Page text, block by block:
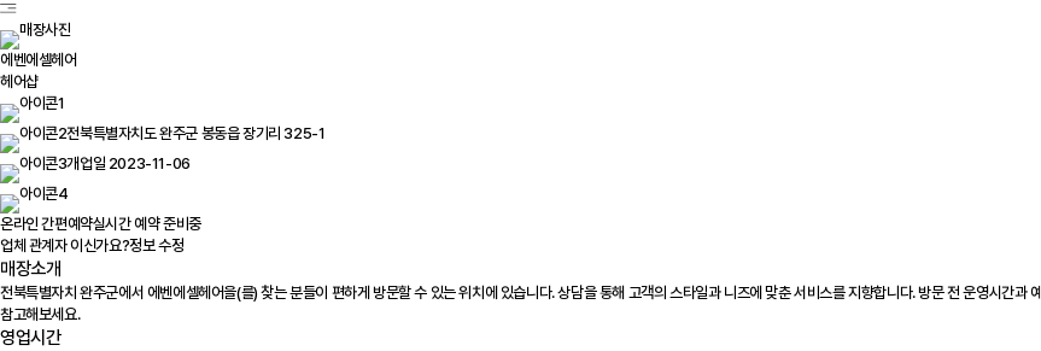
에벤에셀헤어
헤어샵
전북특별자치도 완주군 봉동읍 장기리 325-1
개업일 2023-11-06
온라인 간편예약실시간 예약 준비중
업체 관계자 이신가요?정보 수정
매장소개
전북특별자치 완주군에서 에벤에셀헤어을(를) 찾는 분들이 편하게 방문할 수 있는 위치에 있습니다. 상담을 통해 고객의 스타일과 니즈에 맞춘 서비스를 지향합니다. 방문 전 운영시간
참고해보세요.
영업시간